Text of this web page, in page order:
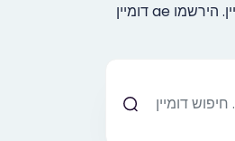
דומיין ae הוא סיומת אידיאלית לחיזוק הנכסים הדיגיטליים שלכם ולקידום יעיל של המותג שלכם אונליין. הירשמו